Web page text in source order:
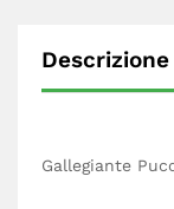
Descrizione
Gallegiante